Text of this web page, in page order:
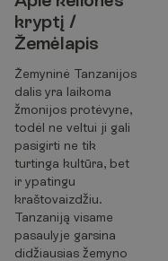
kryptį /
Žemėlapis
Žemyninė Tanzanijos
dalis yra laikoma
žmonijos protėvyne,
todėl ne veltui ji gali
pasigirti ne tik
turtinga kultūra, bet
ir ypatingu
kraštovaizdžiu.
Tanzaniją visame
pasaulyje garsina
didžiausias žemyno